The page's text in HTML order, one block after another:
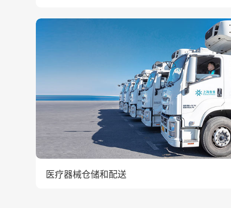
医疗器械仓储和配送